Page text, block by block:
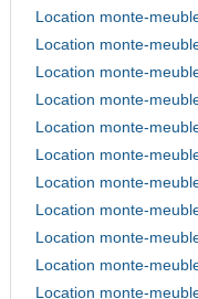
Location monte-
Location monte-
Location monte-
Location monte-
Location monte-
Location monte-
Location monte-
Location monte-
Location monte-
Location monte-
Location monte-